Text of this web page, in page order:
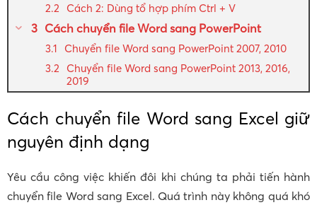
Cách 2: Dùng tổ hợp phím Ctrl + V
Cách chuyển file Word sang PowerPoint
Chuyển file Word sang PowerPoint 2007, 2010
Chuyển file Word sang PowerPoint 2013, 2016,
2019
Cách chuyển file Word sang Excel giữ
nguyên định dạng
Yêu cầu công việc khiến đôi khi chúng ta phải tiến hành
chuyển file Word sang Excel. Quá trình này không quá khó